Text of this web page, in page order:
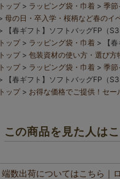
トップ
ラッピング袋・巾着
季節
母の日・卒入学・桜柄など春のイ
【春ギフト】ソフトバッグFP（
トップ
ラッピング袋・巾着
【
トップ
包装資材の使い方・選び方
トップ
ラッピング袋・巾着 季節
【春ギフト】ソフトバッグFP（
トップ
お得な価格でご提供！セー
この商品を見た人は
端数出荷についてはこちら ｜